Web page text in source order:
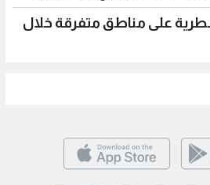
على مناطق متفرقة خلال